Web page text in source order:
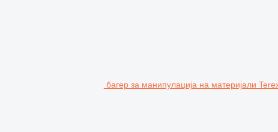
багер за манипулација на материјали